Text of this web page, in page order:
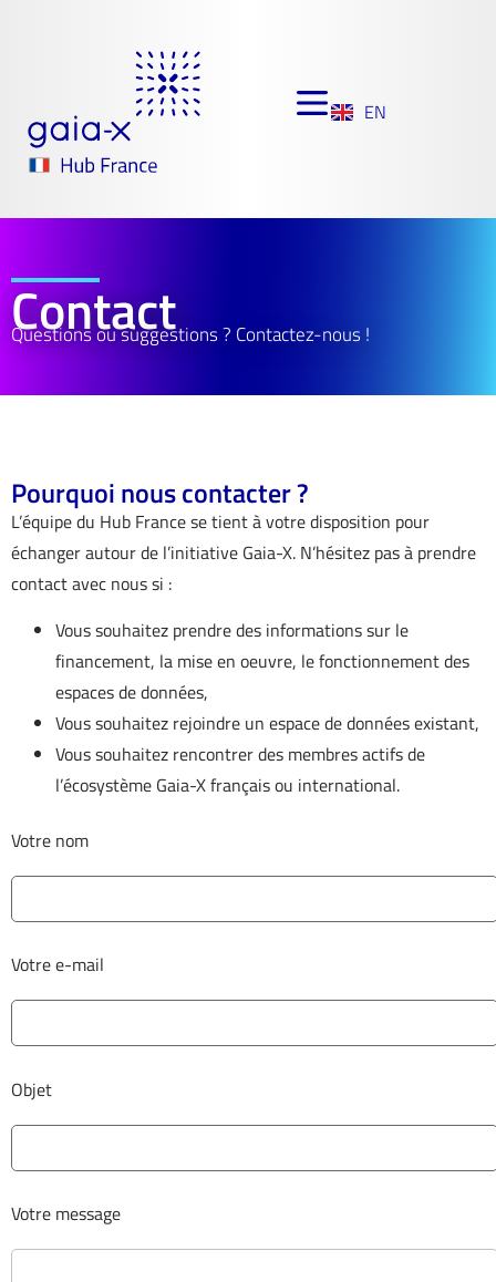
EN
Contact
Questions ou suggestions ? Contactez-nous !​
Pourquoi nous contacter ?
L’équipe du Hub France se tient à votre disposition pour
échanger autour de l’initiative Gaia-X. N’hésitez pas à prendre
contact avec nous si :
Vous souhaitez prendre des informations sur le
financement, la mise en oeuvre, le fonctionnement des
espaces de données,
Vous souhaitez rejoindre un espace de données existant,
Vous souhaitez rencontrer des membres actifs de
l’écosystème Gaia-X français ou international.
Votre nom
Votre e-mail
Objet
Votre message